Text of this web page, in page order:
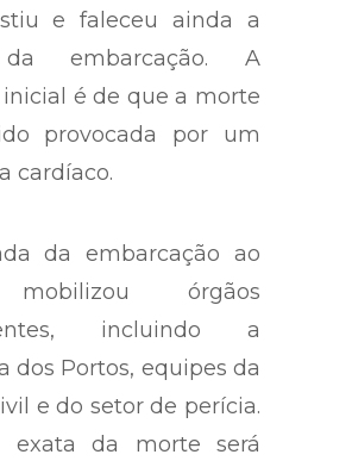
e faleceu ainda a
embarcação. A
é de que a morte
provocada por um
cardíaco.
da embarcação ao
órgãos
incluindo a
dos Portos, equipes da
e do setor de perícia.
exata da morte será